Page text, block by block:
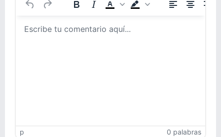
p 0 palabras